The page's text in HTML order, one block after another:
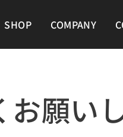
SHOP COMPANY
願い